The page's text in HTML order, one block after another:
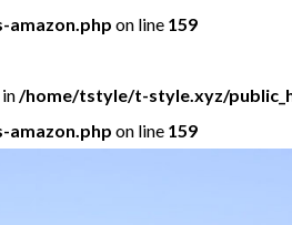
amazon.php on line 159
/home/tstyle/t-style.xyz/
amazon.php on line 159